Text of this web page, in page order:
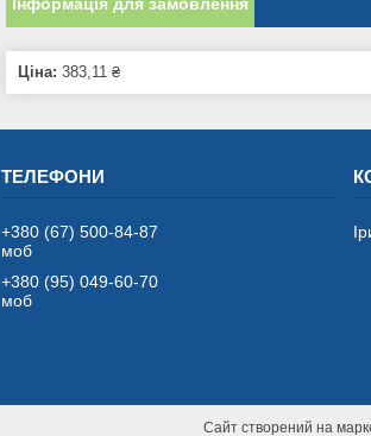
Ціна: 383,11 ₴
+380 (67) 500-84-87
моб
+380 (95) 049-60-70
моб
Сайт створений на